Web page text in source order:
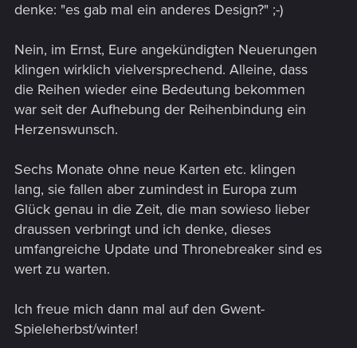
denke: "es gab mal ein anderes Design?" ;-)
Nein, im Ernst, Eure angekündigten Neuerungen
klingen wirklich vielversprechend. Alleine, dass
die Reihen wieder eine Bedeutung bekommen
war seit der Aufhebung der Reihenbindung ein
Herzenswunsch.
Sechs Monate ohne neue Karten etc. klingen
lang, sie fallen aber zumindest in Europa zum
Glück genau in die Zeit, die man sowieso lieber
draussen verbringt und ich denke, dieses
umfangreiche Update und Thronebreaker sind es
wert zu warten.
Ich freue mich dann mal auf den Gwent-
Spieleherbst/winter!